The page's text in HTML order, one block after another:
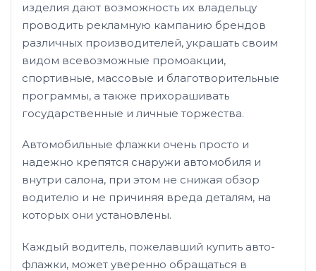
изделия дают возможность их владельцу
проводить рекламную кампанию брендов
различных производителей, украшать своим
видом всевозможные промоакции,
спортивные, массовые и благотворительные
программы, а также прихорашивать
государственные и личные торжества.
Автомобильные флажки очень просто и
надежно крепятся снаружи автомобиля и
внутри салона, при этом не снижая обзор
водителю и не причиняя вреда деталям, на
которых они установлены.
Каждый водитель, пожелавший купить авто-
флажки, может уверенно обращаться в